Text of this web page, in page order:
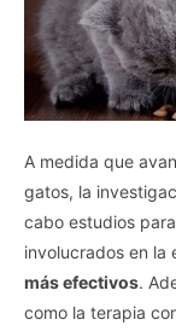
A medida que
gatos, la
cabo estudios
involucrados en la
más efectivos.
como la terapia